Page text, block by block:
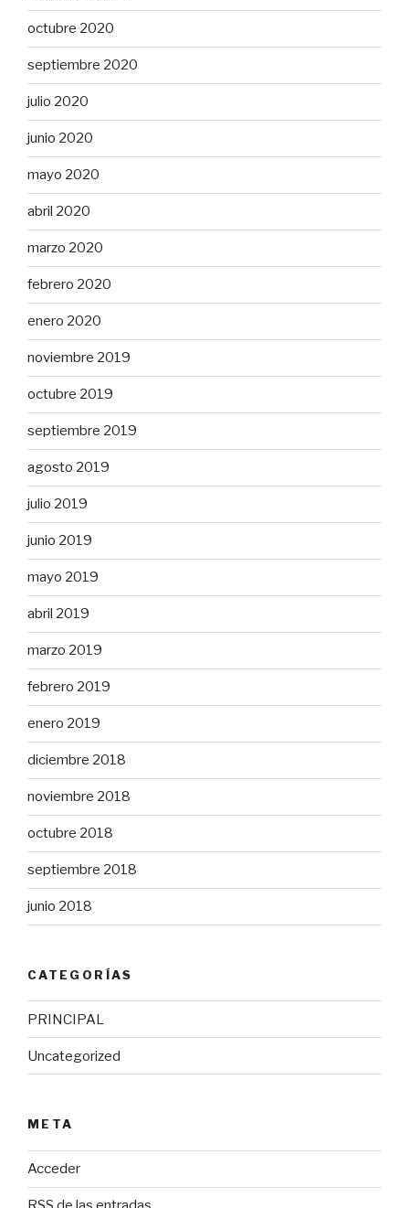
octubre 2020
septiembre 2020
julio 2020
junio 2020
mayo 2020
abril 2020
marzo 2020
febrero 2020
enero 2020
noviembre 2019
octubre 2019
septiembre 2019
agosto 2019
julio 2019
junio 2019
mayo 2019
abril 2019
marzo 2019
febrero 2019
enero 2019
diciembre 2018
noviembre 2018
octubre 2018
septiembre 2018
junio 2018
CATEGORÍAS
PRINCIPAL
Uncategorized
META
Acceder